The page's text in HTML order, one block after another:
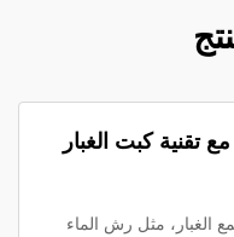
كبت الغبار
مثل رش الماء